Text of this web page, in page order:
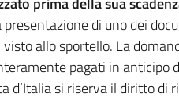
presentazione di uno dei
allo sportello. La
pagati in anticipo
d’Italia si riserva il diritto